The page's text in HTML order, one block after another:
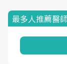
最多人推薦醫